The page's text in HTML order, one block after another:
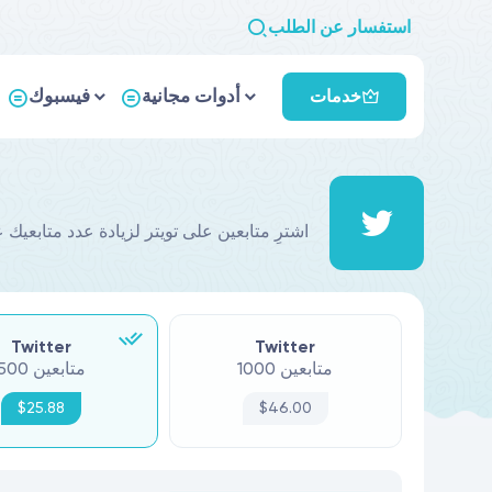
استفسار عن الطلب
فيسبوك أدوات مجانية خدمات
Twitter
500 متابعين
$25.88
Twitter
1000 متابعين
$46.00